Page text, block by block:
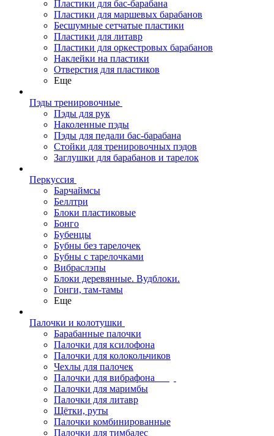
Пластики для бас-барабана
Пластики для маршевых барабанов
Бесшумные сетчатые пластики
Пластики для литавр
Пластики для оркестровых барабанов
Наклейки на пластики
Отверстия для пластиков
Еще
Пэды тренировочные
Пэды для рук
Наколенные пэды
Пэды для педали бас-барабана
Стойки для тренировочных пэдов
Заглушки для барабанов и тарелок
Перкуссия
Барчаймсы
Беллтри
Блоки пластиковые
Бонго
Бубенцы
Бубны без тарелочек
Бубны с тарелочками
Вибраслэпы
Блоки деревянные. Вудблоки.
Гонги, там-тамы
Еще
Палочки и колотушки
Барабанные палочки
Палочки для ксилофона
Палочки для колокольчиков
Чехлы для палочек
Палочки для вибрафона
Палочки для маримбы
Палочки для литавр
Щётки, руты
Палочки комбинированные
Палочки для тимбалес